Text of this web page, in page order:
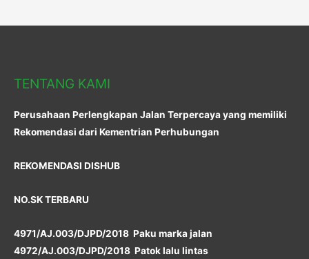
TENTANG KAMI
Perusahaan Perlengkapan Jalan Terpercaya yang memiliki
Rekomendasi dari Kementrian Perhubungan
REKOMENDASI DISHUB
NO.SK TERBARU
4971/AJ.003/DJPD/2018 Paku marka jalan
4972/AJ.003/DJPD/2018 Patok lalu lintas